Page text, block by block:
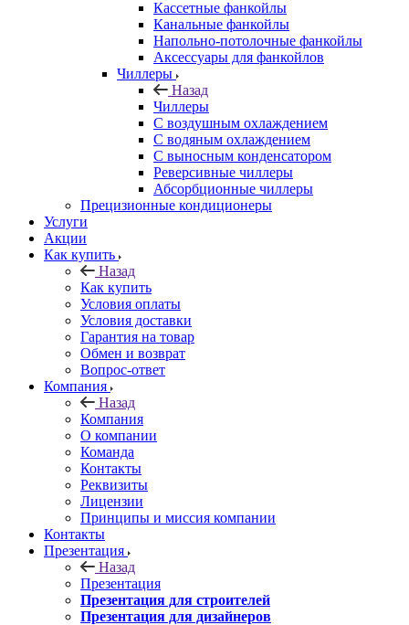
Кассетные фанкойлы
Канальные фанкойлы
Напольно-потолочные фанкойлы
Аксессуары для фанкойлов
Чиллеры
Назад
Чиллеры
С воздушным охлаждением
С водяным охлаждением
С выносным конденсатором
Реверсивные чиллеры
Абсорбционные чиллеры
Прецизионные кондиционеры
Услуги
Акции
Как купить
Назад
Как купить
Условия оплаты
Условия доставки
Гарантия на товар
Обмен и возврат
Вопрос-ответ
Компания
Назад
Компания
О компании
Команда
Контакты
Реквизиты
Лицензии
Принципы и миссия компании
Контакты
Презентация
Назад
Презентация
Презентация для строителей
Презентация для дизайнеров